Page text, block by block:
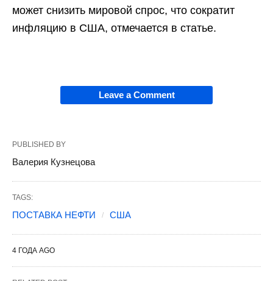
может снизить мировой спрос, что сократит
инфляцию в США, отмечается в статье.
Leave a Comment
PUBLISHED BY
Валерия Кузнецова
TAGS:
ПОСТАВКА НЕФТИ США
4 ГОДА AGO